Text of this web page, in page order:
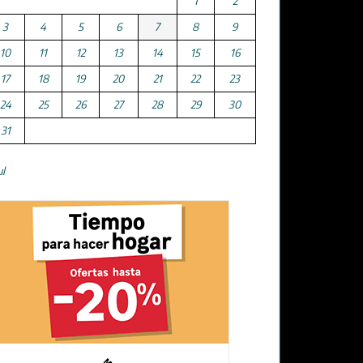
3
4 5 6 7 8
9
10
11 12 13 14 15
16
17
18 19 20 21 22
23
24
25 26 27 28 29
30
31